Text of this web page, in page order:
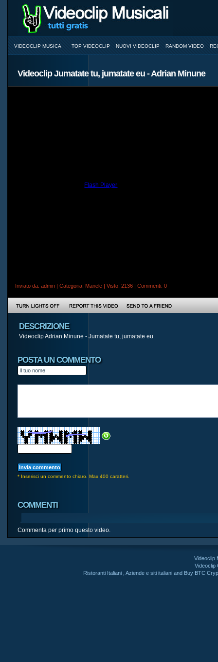
VIDEOCLIP MUSICA TOP VIDEOCLIP NUOVI VIDEOCLIP RANDOM VIDEO
Videoclip Jumatate tu, jumatate eu - Adrian Minune
Flash Player
Inviato da: admin | Categoria: Manele | Visto: 2136 | Commenti: 0
DESCRIZIONE
Videoclip Adrian Minune - Jumatate tu, jumatate eu
POSTA UN COMMENTO
* Inserisci un commento chiaro. Max 400 caratteri.
COMMENTI
Commenta per primo questo video.
Videoclip
Videoclip
Ristoranti Italiani ,Aziende e siti italiani and Buy BTC